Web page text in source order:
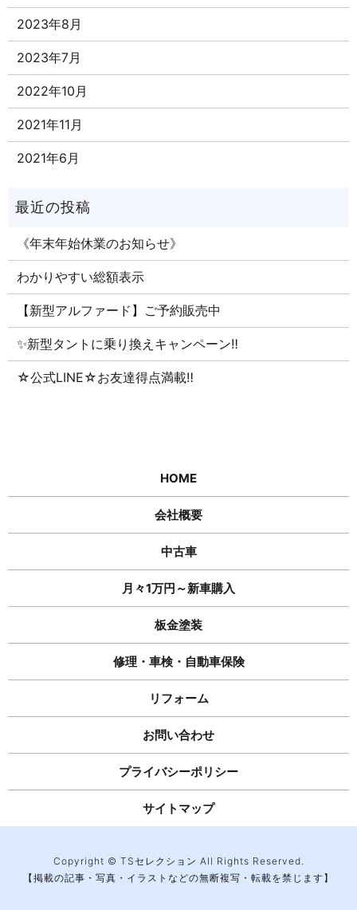
2023年8月
2023年7月
2022年10月
2021年11月
2021年6月
《年末年始休業のお知らせ》
わかりやすい総額表示
【新型アルファード】ご予約販売中
✨新型タントに乗り換えキャンペーン‼
☆公式LINE☆お友達得点満載‼
HOME
会社概要
中古車
月々1万円～新車購入
板金塗装
修理・車検・自動車保険
リフォーム
お問い合わせ
プライバシーポリシー
サイトマップ
Copyright © TSセレクション All Rights Reserved.
【掲載の記事・写真・イラストなどの無断複写・転載を禁じます】